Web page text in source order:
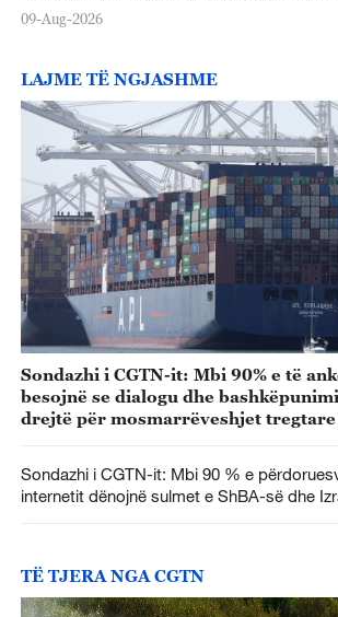
09-Aug-2026
LAJME TË NGJASHME
Sondazhi i CGTN-it: Mbi 90% e të
besojnë se dialogu dhe
drejtë për mosmarrëveshjet tregtare
Sondazhi i CGTN-it: Mbi 90 % e
internetit dënojnë sulmet e ShBA-së dhe
TË TJERA NGA CGTN